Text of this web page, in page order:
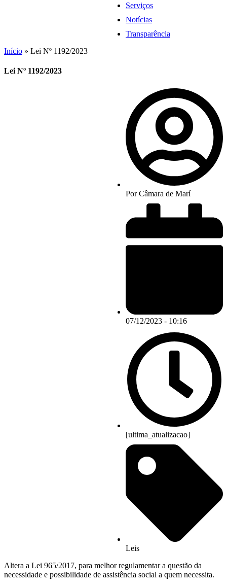
Serviços
Notícias
Transparência
Início » Lei Nº 1192/2023
Lei Nº 1192/2023
PorCâmara de Marí
07/12/2023 - 10:16
[ultima_atualizacao]
Leis
Altera a Lei 965/2017, para melhor regulamentar a questão da
necessidade e possibilidade de assistência social a quem necessita.